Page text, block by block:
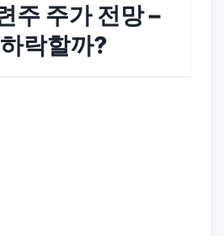
주 주가 전망 –
락할까?